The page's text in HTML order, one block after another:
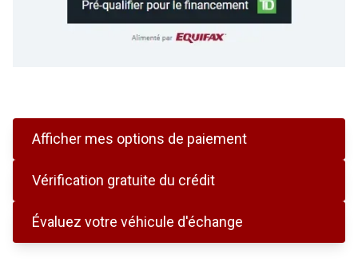
Afficher mes options de paiement
Vérification gratuite du crédit
Évaluez votre véhicule d'échange